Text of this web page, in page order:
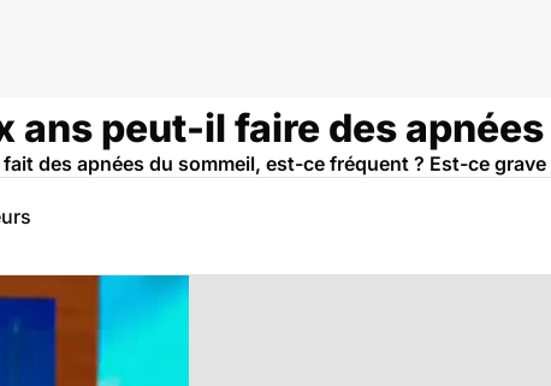
ans peut-il faire des
des apnées du sommeil, est-ce fréquent ? Est-ce grave